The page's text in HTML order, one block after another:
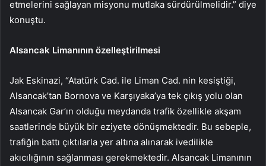
etmelerini sağlayan misyonu mutlaka sürdürülmelidir.” diye
konuştu.
Alsancak Limanının özelleştirilmesi
Jak Eskinazi, “Atatürk Cad. ile Liman Cad. nin kesiştiği,
Alsancak’tan Bornova ve Karşıyaka’ya tek çıkış yolu olan
Alsancak Gar’ın olduğu meydanda trafik özellikle akşam
saatlerinde büyük bir eziyete dönüşmektedir. Bu sebeple,
trafiğin battı çıktılarla yer altına alınarak ivedilikle
akıcılığının sağlanması gerekmektedir. Alsancak Limanının